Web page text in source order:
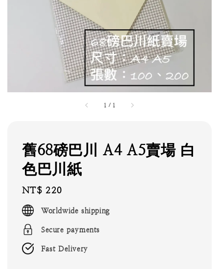
1 / 1
舊68磅巴川 A4 A5賣場 白
色巴川紙
Regular
price
NT$ 220
Worldwide shipping
Secure payments
Fast Delivery